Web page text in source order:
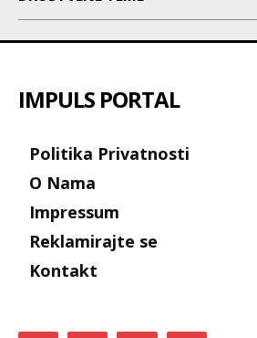
IMPULS PORTAL
Politika Privatnosti
O Nama
Impressum
Reklamirajte se
Kontakt